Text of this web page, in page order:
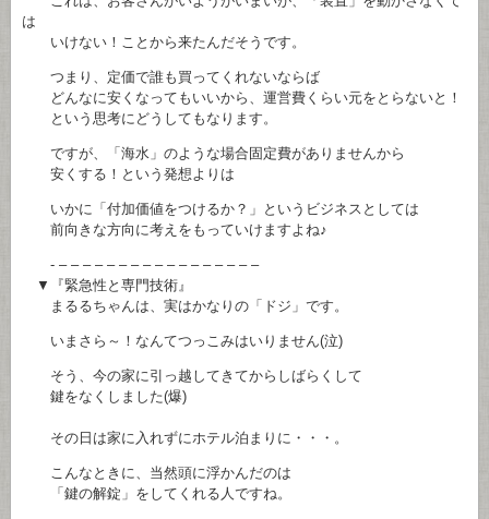
は
いけない！ことから来たんだそうです。
つまり、定価で誰も買ってくれないならば
どんなに安くなってもいいから、運営費くらい元をとらないと！
という思考にどうしてもなります。
ですが、「海水」のような場合固定費がありませんから
安くする！という発想よりは
いかに「付加価値をつけるか？」というビジネスとしては
前向きな方向に考えをもっていけますよね♪
- – – – – – – – – – – – – – – – – –
▼『緊急性と専門技術』
まるるちゃんは、実はかなりの「ドジ」です。
いまさら～！なんてつっこみはいりません(泣)
そう、今の家に引っ越してきてからしばらくして
鍵をなくしました(爆)
その日は家に入れずにホテル泊まりに・・・。
こんなときに、当然頭に浮かんだのは
「鍵の解錠」をしてくれる人ですね。